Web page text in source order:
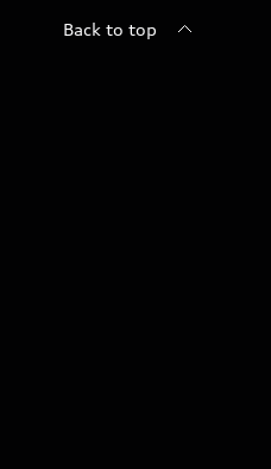
Back to top